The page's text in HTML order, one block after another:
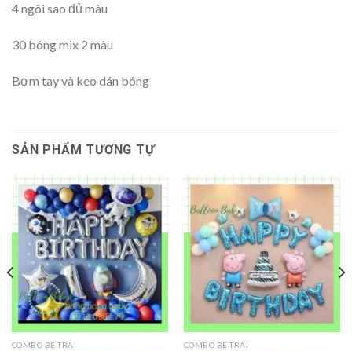
4 ngôi sao đủ màu
30 bóng mix 2 màu
Bơm tay và keo dán bóng
SẢN PHẨM TƯƠNG TỰ
COMBO BÉ TRAI COMBO BÉ TRAI